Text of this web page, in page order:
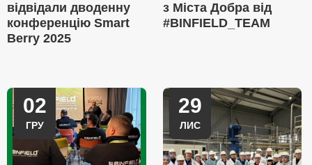
відвідали дводенну
конференцію Smart
Berry 2025
з Міста Добра від
#BINFIELD_TEAM
02
ГРУ
29
ЛИС